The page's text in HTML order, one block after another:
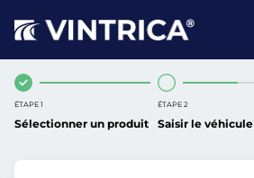
ÉTAPE 1
Sélectionner un produit
ÉTAPE 2
Saisir le véhicule